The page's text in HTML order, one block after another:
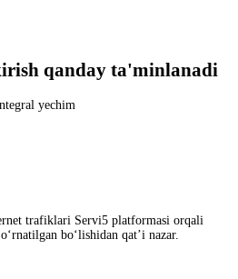
qanday ta'minlanadi
yechim
trafiklari Servi5 platformasi orqali
bo‘lishidan qat’i nazar.